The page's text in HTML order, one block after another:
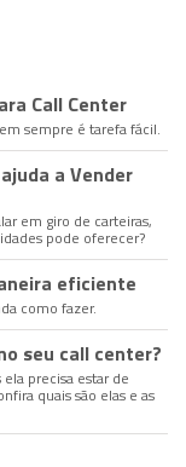
Call Center
sempre é tarefa fácil.
a Vender
em giro de carteiras,
pode oferecer?
eficiente
como fazer.
seu call center?
precisa estar de
quais são elas e as